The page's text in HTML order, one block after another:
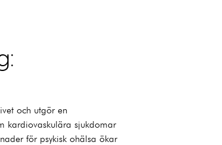
och utgör en
kardiovaskulära sjukdomar
för psykisk ohälsa ökar